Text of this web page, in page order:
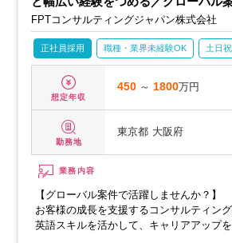
FPTコンサルティングジャパン株式会社
正社員採用 職種・業界未経験OK 土日
想定年収
450 ～1800万円
勤務地
東京都 大阪府
業務内容
【グローバル案件で活躍しませんか？】
お客様の成長を支援するコンサルティング
英語スキルを活かして、キャリアアップ